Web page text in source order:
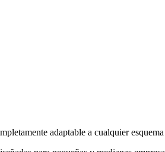
adaptable a cualquier